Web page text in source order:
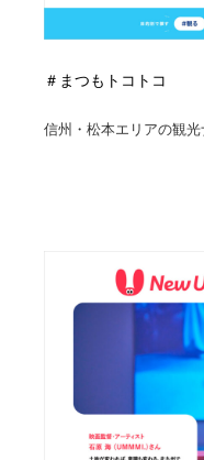
＃まつもトコトコ
信州・松本エリアの観